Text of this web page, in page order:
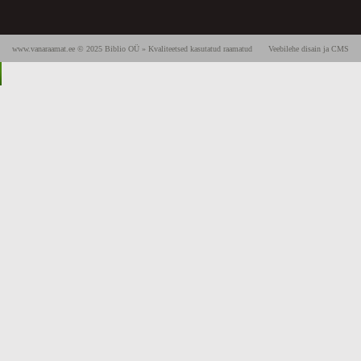
Veebilehe disain ja CMS
www.vanaraamat.ee © 2025 Biblio OÜ » Kvaliteetsed kasutatud raamatud